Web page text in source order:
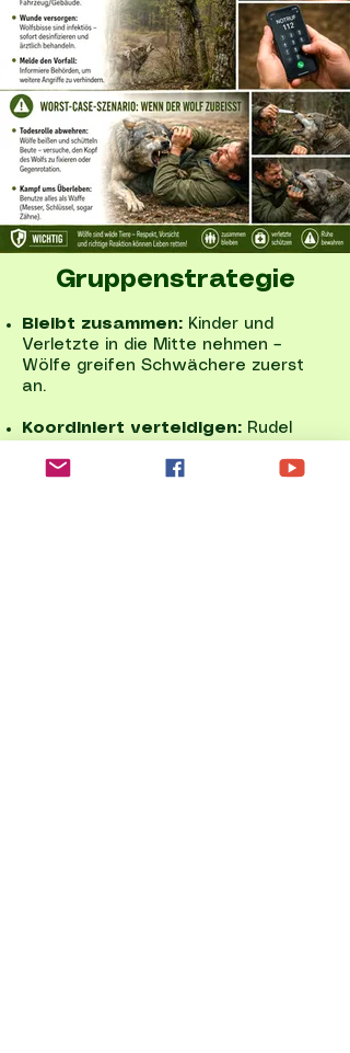
Gruppenstrategie
Bleibt zusammen: Kinder und
Verletzte in die Mitte nehmen –
Wölfe greifen Schwächere zuerst
an.
Koordiniert verteidigen: Rudel